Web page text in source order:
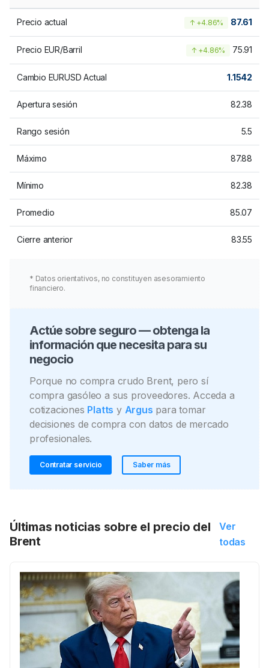
Precio actual ↑ +4.86% 87.61
Precio EUR/Barril ↑ +4.86% 75.91
Cambio EURUSD Actual 1.1542
Apertura sesión 82.38
Rango sesión 5.5
Máximo 87.88
Mínimo 82.38
Promedio 85.07
Cierre anterior 83.55
* Datos orientativos, no constituyen asesoramiento
financiero.
Actúe sobre seguro — obtenga la
información que necesita para su
negocio
Porque no compra crudo Brent, pero sí
compra gasóleo a sus proveedores. Acceda a
cotizaciones Platts y Argus para tomar
decisiones de compra con datos de mercado
profesionales.
Contratar servicio Saber más
Últimas noticias sobre el precio del
Brent
Ver
todas